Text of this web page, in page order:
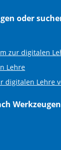
oder
zur digitalen
Lehre
digitalen Lehre